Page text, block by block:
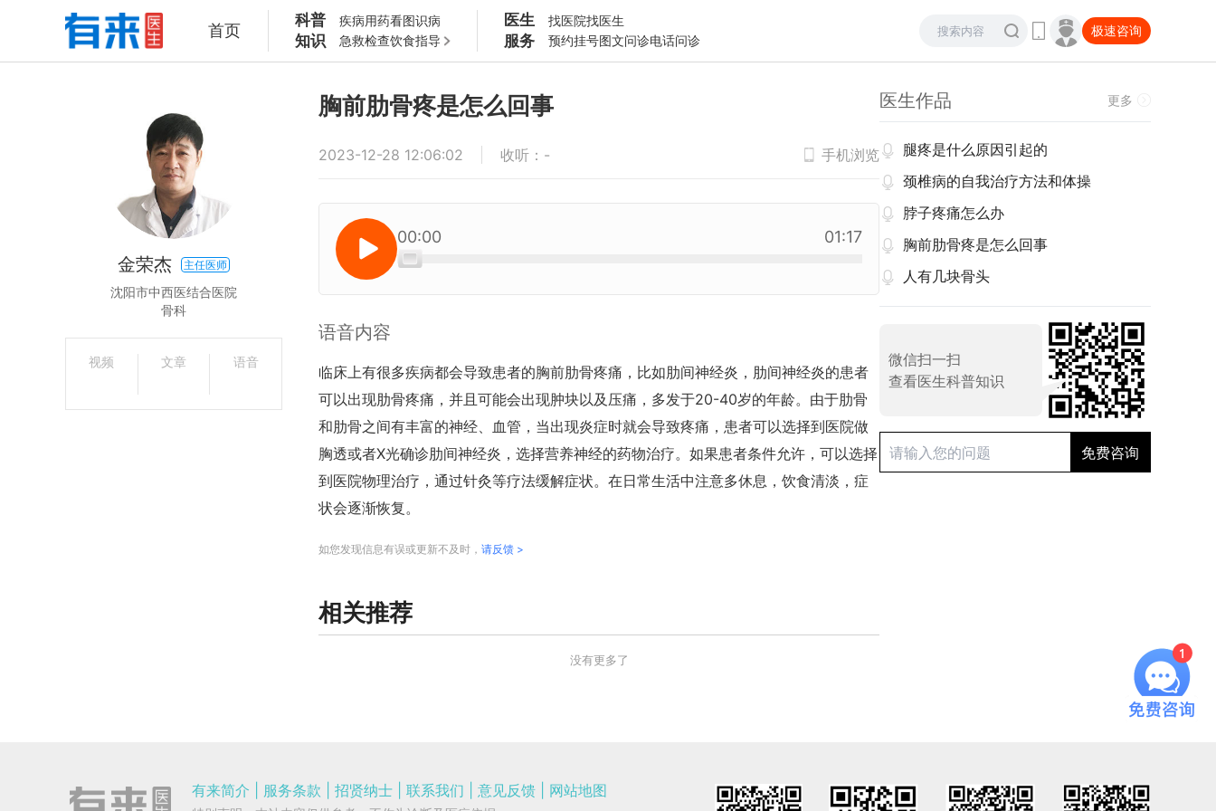
首页
科普
知识
疾病用药看图识病
急救检查饮食指导
医生
服务
找医院找医生
预约挂号图文问诊电话问诊
极速咨询
金荣杰 主任医师
沈阳市中西医结合医院
骨科
视频 文章 语音
胸前肋骨疼是怎么回事
2023-12-28 12:06:02 收听 ： - 手机浏览
00:00 01:17
语音内容
临床上有很多疾病都会导致患者的胸前肋骨疼痛，比如肋间神经炎，肋间神经炎的患者
可以出现肋骨疼痛，并且可能会出现肿块以及压痛，多发于20-40岁的年龄。由于肋骨
和肋骨之间有丰富的神经、血管，当出现炎症时就会导致疼痛，患者可以选择到医院做
胸透或者X光确诊肋间神经炎，选择营养神经的药物治疗。如果患者条件允许，可以选择
到医院物理治疗，通过针灸等疗法缓解症状。在日常生活中注意多休息，饮食清淡，症
状会逐渐恢复。
如您发现信息有误或更新不及时， 请反馈 >
相关推荐
没有更多了
医生作品 更多
腿疼是什么原因引起的
颈椎病的自我治疗方法和体操
脖子疼痛怎么办
胸前肋骨疼是怎么回事
人有几块骨头
微信扫一扫
查看医生科普知识
有来简介 服务条款 招贤纳士 联系我们 意见反馈 网站地图